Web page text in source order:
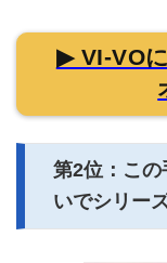
▶ VI-VO
第2位：こ
いでシリー